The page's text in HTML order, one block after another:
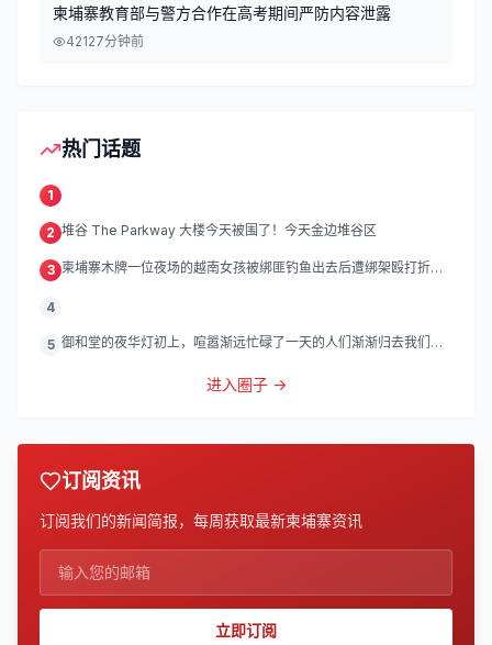
柬埔寨教育部与警方合作在高考期间严防内容泄露
42127分钟前
热门话题
1
2 堆谷 The Parkway 大楼今天被围了！今天金边堆谷区
3 柬埔寨木牌一位夜场的越南女孩被绑匪钓鱼出去后遭绑架殴打折
4
5 御和堂的夜华灯初上，喧嚣渐远忙碌了一天的人们渐渐归去我们的
进入圈子 →
订阅资讯
订阅我们的新闻简报，每周获取最新柬埔寨资讯
立即订阅